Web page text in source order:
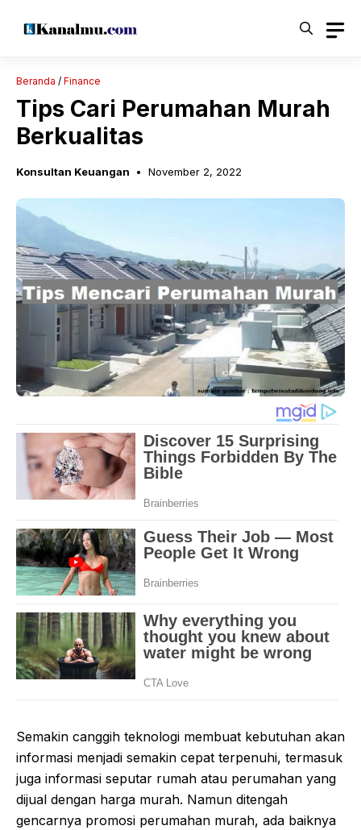
Beranda / Finance
Tips Cari Perumahan Murah
Berkualitas
Konsultan Keuangan November 2, 2022
Semakin canggih teknologi membuat kebutuhan akan
informasi menjadi semakin cepat terpenuhi, termasuk
juga informasi seputar rumah atau perumahan yang
dijual dengan harga murah. Namun ditengah
gencarnya promosi perumahan murah, ada baiknya